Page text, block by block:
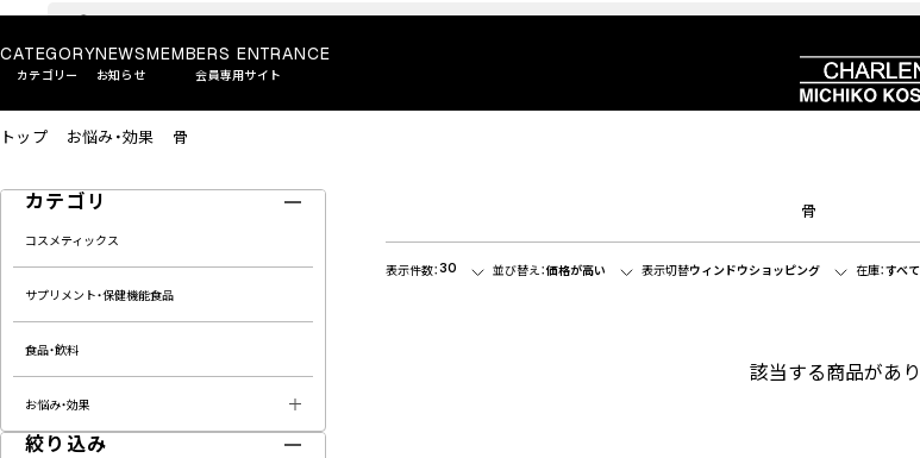
CATEGORY
カテゴリー
NEWS
お知らせ
MEMBERS ENTRANCE
会員専用サイト
トップ お悩み・効果 骨
カテゴリ
コスメティックス
サプリメント・保健機能食品
食品・飲料
お悩み・効果
絞り込み
骨
表示件数：30 並び替え：価格が高い 表示切替ウィンドウショッピング 在庫：すべて
該当する商品があり